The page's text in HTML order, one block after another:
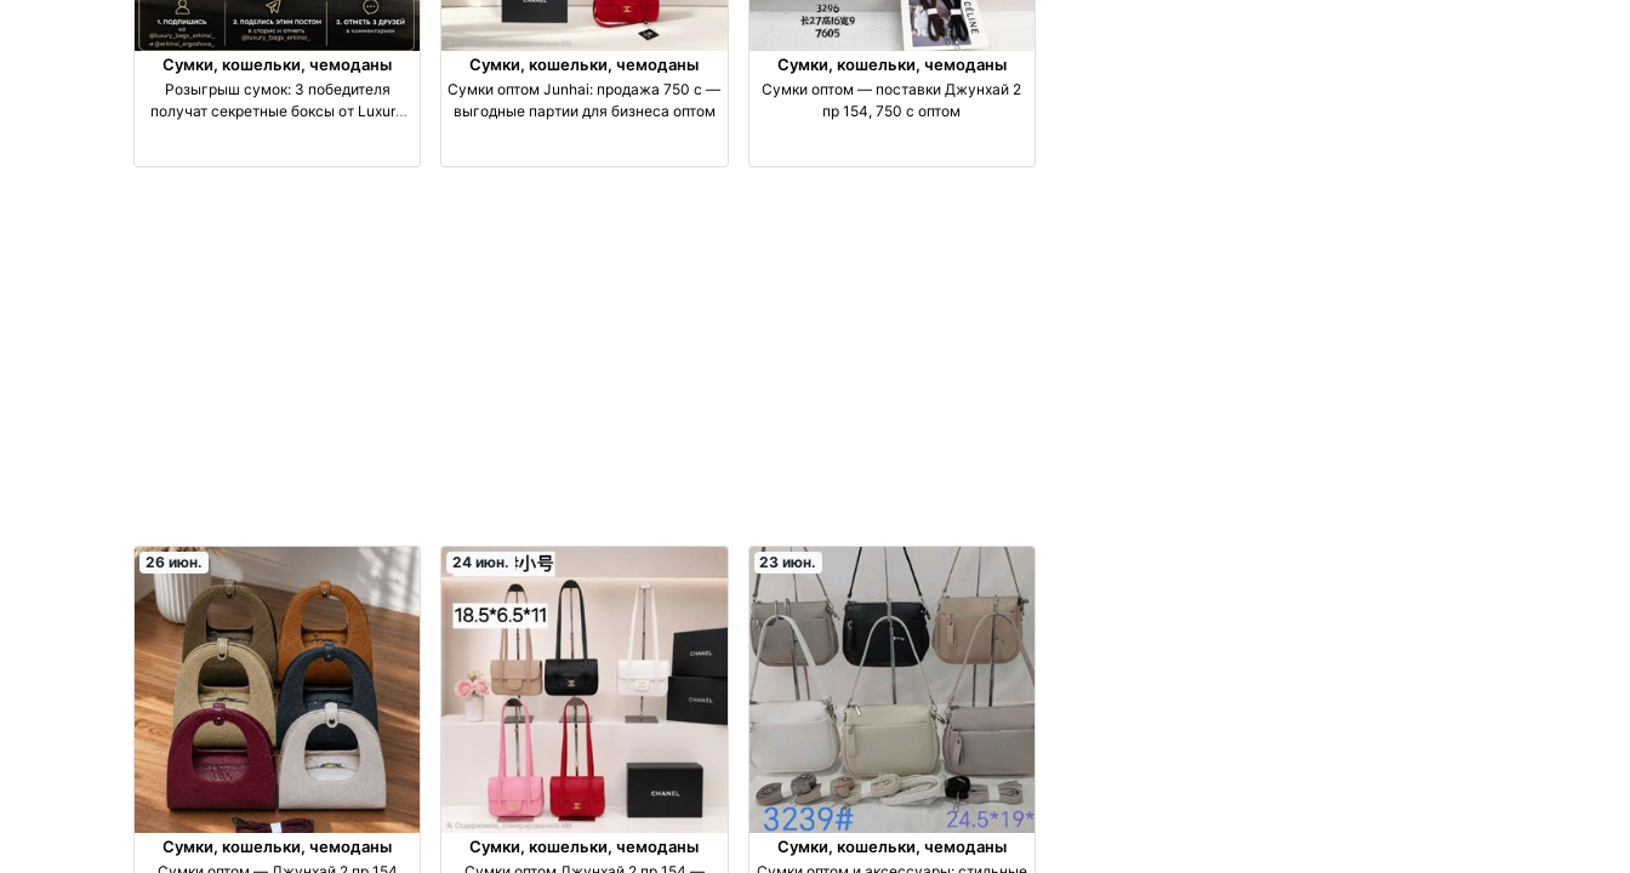
Сумки, кошельки, чемоданы
Розыгрыш сумок: 3 победителя
получат секретные боксы от Luxury
Сумки, кошельки, чемоданы
Сумки оптом Junhai: продажа 750 с —
выгодные партии для бизнеса оптом
Сумки, кошельки, чемоданы
Сумки оптом — поставки Джунхай 2
пр 154, 750 с оптом
26 июн.
Сумки, кошельки, чемоданы
24 июн.
Сумки, кошельки, чемоданы
23 июн.
Сумки, кошельки, чемоданы